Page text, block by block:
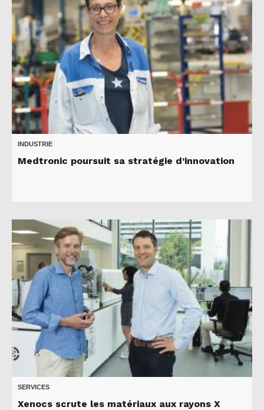
INDUSTRIE
Medtronic poursuit sa stratégie d’innovation
SERVICES
Xenocs scrute les matériaux aux rayons X